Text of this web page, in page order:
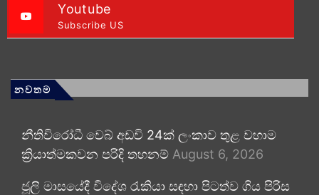
Youtube
Subscribe US
නවතම
නීතිවිරෝධී වෙබ් අඩවි 24ක් ලංකාව තුළ වහාම
ක්‍රියාත්මකවන පරිදි තහනම් August 6, 2026
ජූලි මාසයේදී විදේශ රැකියා සඳහා පිටත්ව ගිය පිරිස